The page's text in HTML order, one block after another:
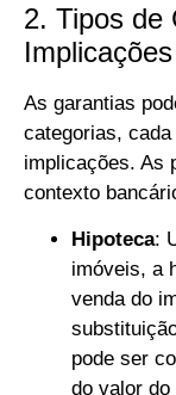
2. Tipos de
Implicações
As garantias
categorias,
implicações. As
contexto
Hipoteca:
imóveis, a
venda do
pode ser
do valor do